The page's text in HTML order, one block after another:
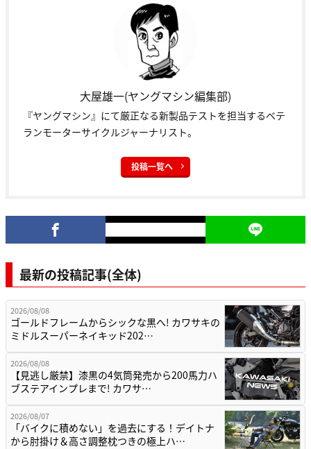
大屋雄一(ヤングマシン編集部)
『ヤングマシン』にて厳正なる新製品テストを担当するベテ
ランモーターサイクルジャーナリスト。
投稿一覧へ
最新の投稿記事(全体)
2026/08/08
ゴールドフレームからシックな黒へ! カワサキの
ミドルスーパーネイキッド202…
2026/08/08
【見逃し厳禁】漆黒の4気筒発売から200馬力ハ
ブステアインプレまで! カワサ…
2026/08/07
「バイクに積めない」を過去にする！デイトナ
から肘掛け＆高さ調整枕つきの極上ハ…